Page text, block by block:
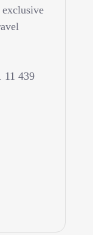
exclusive
11 439